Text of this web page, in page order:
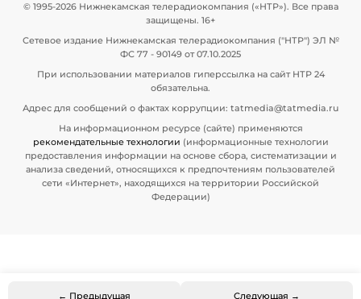
← Предыдущая Следующая →
© 1995-2026 Нижнекамская телерадиокомпания («НТР»). Все права
защищены. 16+
Сетевое издание Нижнекамская телерадиокомпания ("НТР") ЭЛ №
ФС 77 - 90149 от 07.10.2025
При использовании материалов гиперссылка на сайт НТР 24
обязательна.
Адрес для сообщений о фактах коррупции: tatmedia@tatmedia.ru
На информационном ресурсе (сайте) применяются
рекомендательные технологии (информационные технологии
предоставления информации на основе сбора, систематизации и
анализа сведений, относящихся к предпочтениям пользователей
сети «Интернет», находящихся на территории Российской
Федерации)